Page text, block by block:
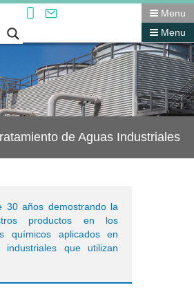
Menu
Menu
de Aguas Industriales
30 años demostrando la
productos en los
químicos aplicados en
industriales que utilizan